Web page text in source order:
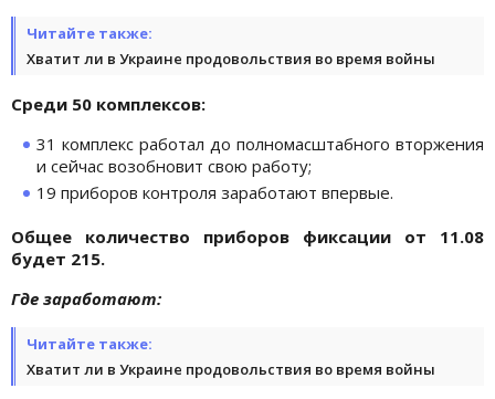
Читайте также:
Хватит ли в Украине продовольствия во время войны
Среди 50 комплексов:
31 комплекс работал до полномасштабного вторжения
и сейчас возобновит свою работу;
19 приборов контроля заработают впервые.
Общее количество приборов фиксации от 11.08
будет 215.
Где заработают:
Читайте также:
Хватит ли в Украине продовольствия во время войны